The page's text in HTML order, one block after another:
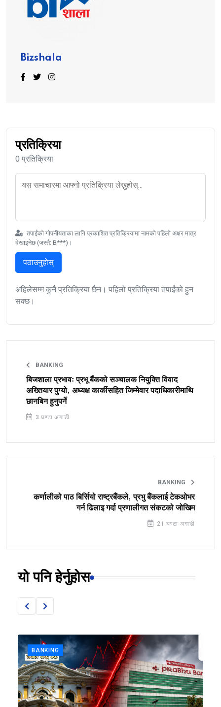
Bizshala
प्रतिक्रिया
0 प्रतिक्रिया
तपाईंको गोपनीयताका लागि प्रकाशित प्रतिक्रियामा नामको पहिलो अक्षर मात्र
देखाइनेछ (जस्तै: B***)।
पठाउनुहोस्
अहिलेसम्म कुनै प्रतिक्रिया छैन। पहिलो प्रतिक्रिया तपाईंको हुन
सक्छ।
BANKING
बिजशाला प्रभावः प्रभू बैंकको सञ्चालक नियुक्ति विवाद
अख्तियार पुग्यो, अध्यक्ष कार्कीसहित जिम्मेवार पदाधिकारीमाथि
छानबिन हुनुपर्ने
3 घण्टा अगाडी
BANKING
कर्णालीको पाठ बिर्सियो राष्ट्रबैंकले, प्रभु बैंकलाई टेकओभर
गर्न ढिलाइ गर्दा प्रणालीगत संकटको जोखिम
21 घण्टा अगाडी
यो पनि हेर्नुहोस
BANKING